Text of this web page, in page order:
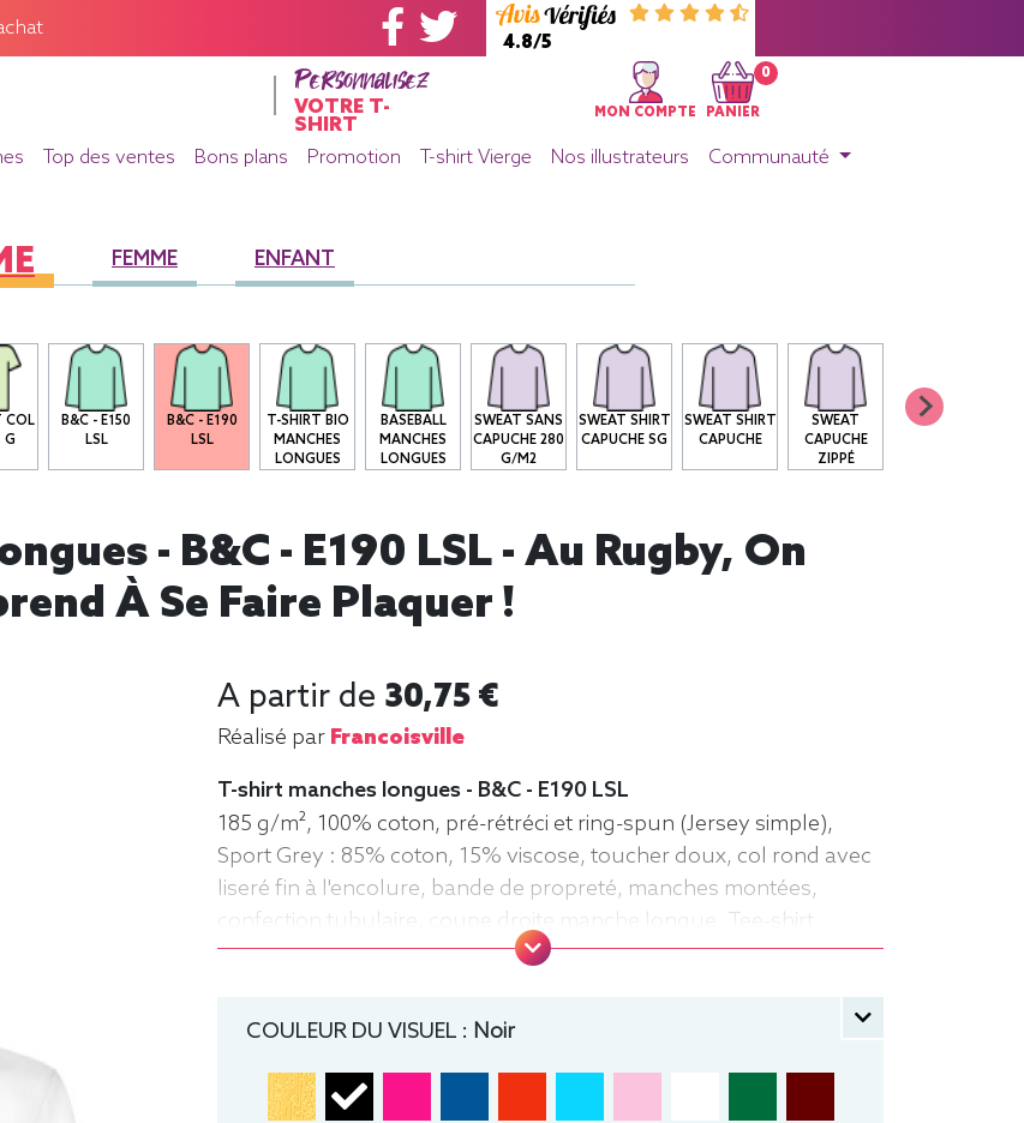
4.8/5
Personnalisez
VOTRE T-
SHIRT
MON COMPTE
0
PANIER
Top des ventes Bons plans Promotion T-shirt Vierge Nos illustrateurs Communauté
FEMME ENFANT
COL
G
B&C - E150
LSL
B&C - E190
LSL
T-SHIRT BIO
MANCHES
LONGUES
BASEBALL
MANCHES
LONGUES
SWEAT SANS
CAPUCHE 280
G/M2
SWEAT SHIRT
CAPUCHE SG
SWEAT SHIRT
CAPUCHE
SWEAT
CAPUCHE
ZIPPÉ
- B&C - E190 LSL - Au Rugby, On
À Se Faire Plaquer !
A partir de 30,75 €
Réalisé par Francoisville
T-shirt manches longues - B&C - E190 LSL
185 g/m², 100% coton, pré-rétréci et ring-spun (Jersey simple),
Sport Grey : 85% coton, 15% viscose, toucher doux, col rond avec
liseré fin à l'encolure, bande de propreté, manches montées,
confection tubulaire, coupe droite manche longue, Tee-shirt,
Homme, Col rond, B&C
COULEUR DU VISUEL : Noir